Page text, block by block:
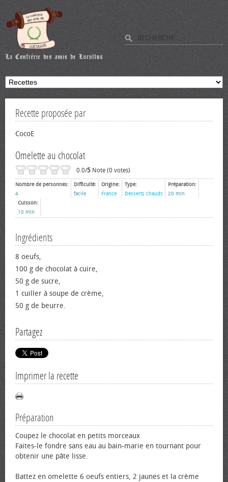
Recette proposée par
CocoE
Omelette au chocolat
0.0/5 Note (0 votes)
Nombre de personnes:
4
Difficulté:
facile
Origine:
France
Type:
Desserts chauds
Préparation:
20 min
Cuisson:
10 min
Ingrédients
8 œufs,
100 g de chocolat à cuire,
50 g de sucre,
1 cuiller à soupe de crème,
50 g de beurre.
Partagez
Imprimer la recette
Préparation
Coupez le chocolat en petits morceaux
Faites-le fondre sans eau au bain-marie en tournant pour
obtenir une pâte lisse.
Battez en omelette 6 œufs entiers, 2 jaunes et la crème